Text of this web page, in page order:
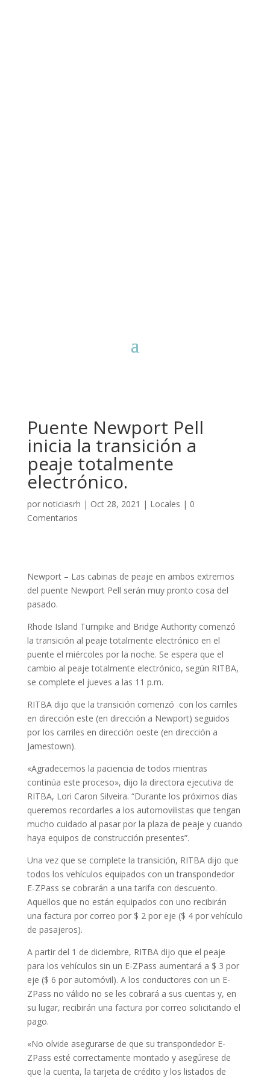
Puente Newport Pell
inicia la transición a
peaje totalmente
electrónico.
por noticiasrh | Oct 28, 2021 | Locales | 0
Comentarios
Newport – Las cabinas de peaje en ambos extremos
del puente Newport Pell serán muy pronto cosa del
pasado.
Rhode Island Turnpike and Bridge Authority comenzó
la transición al peaje totalmente electrónico en el
puente el miércoles por la noche. Se espera que el
cambio al peaje totalmente electrónico, según RITBA,
se complete el jueves a las 11 p.m.
RITBA dijo que la transición comenzó con los carriles
en dirección este (en dirección a Newport) seguidos
por los carriles en dirección oeste (en dirección a
Jamestown).
«Agradecemos la paciencia de todos mientras
continúa este proceso», dijo la directora ejecutiva de
RITBA, Lori Caron Silveira. “Durante los próximos días
queremos recordarles a los automovilistas que tengan
mucho cuidado al pasar por la plaza de peaje y cuando
haya equipos de construcción presentes”.
Una vez que se complete la transición, RITBA dijo que
todos los vehículos equipados con un transpondedor
E-ZPass se cobrarán a una tarifa con descuento.
Aquellos que no están equipados con uno recibirán
una factura por correo por $ 2 por eje ($ 4 por vehículo
de pasajeros).
A partir del 1 de diciembre, RITBA dijo que el peaje
para los vehículos sin un E-ZPass aumentará a $ 3 por
eje ($ 6 por automóvil). A los conductores con un E-
ZPass no válido no se les cobrará a sus cuentas y, en
su lugar, recibirán una factura por correo solicitando el
pago.
«No olvide asegurarse de que su transpondedor E-
ZPass esté correctamente montado y asegúrese de
que la cuenta, la tarjeta de crédito y los listados de